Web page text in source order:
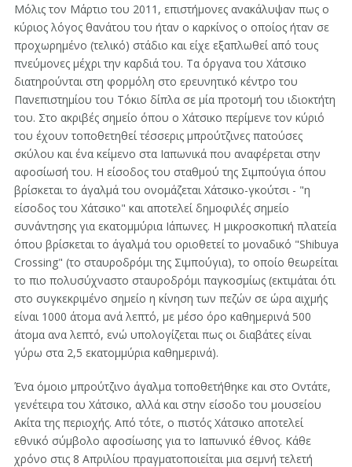
Μόλις τον Μάρτιο του 2011, επιστήμονες ανακάλυψαν πως ο
κύριος λόγος θανάτου του ήταν ο καρκίνος ο οποίος ήταν σε
προχωρημένο (τελικό) στάδιο και είχε εξαπλωθεί από τους
πνεύμονες μέχρι την καρδιά του. Τα όργανα του Χάτσικο
διατηρούνται στη φορμόλη στο ερευνητικό κέντρο του
Πανεπιστημίου του Τόκιο δίπλα σε μία προτομή του ιδιοκτήτη
του. Στο ακριβές σημείο όπου ο Χάτσικο περίμενε τον κύριό
του έχουν τοποθετηθεί τέσσερις μπρούτζινες πατούσες
σκύλου και ένα κείμενο στα Ιαπωνικά που αναφέρεται στην
αφοσίωσή του. Η είσοδος του σταθμού της Σιμπούγια όπου
βρίσκεται το άγαλμά του ονομάζεται Χάτσικο-γκούτσι - "η
είσοδος του Χάτσικο" και αποτελεί δημοφιλές σημείο
συνάντησης για εκατομμύρια Ιάπωνες. Η μικροσκοπική πλατεία
όπου βρίσκεται το άγαλμά του οριοθετεί το μοναδικό "Shibuya
Crossing" (το σταυροδρόμι της Σιμπούγια), το οποίο θεωρείται
το πιο πολυσύχναστο σταυροδρόμι παγκοσμίως (εκτιμάται ότι
στο συγκεκριμένο σημείο η κίνηση των πεζών σε ώρα αιχμής
είναι 1000 άτομα ανά λεπτό, με μέσο όρο καθημερινά 500
άτομα ανα λεπτό, ενώ υπολογίζεται πως οι διαβάτες είναι
γύρω στα 2,5 εκατομμύρια καθημερινά).
Ένα όμοιο μπρούτζινο άγαλμα τοποθετήθηκε και στο Οντάτε,
γενέτειρα του Χάτσικο, αλλά και στην είσοδο του μουσείου
Ακίτα της περιοχής. Από τότε, ο πιστός Χάτσικο αποτελεί
εθνικό σύμβολο αφοσίωσης για το Ιαπωνικό έθνος. Κάθε
χρόνο στις 8 Απριλίου πραγματοποιείται μια σεμνή τελετή